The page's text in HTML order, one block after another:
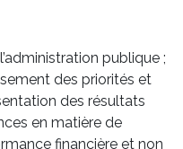
publique ;
des priorités et
des résultats
en matière de
financière et non